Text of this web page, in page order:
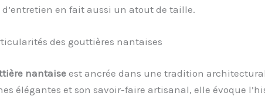
en fait aussi un atout de taille.
des gouttières nantaises
nantaiseest ancrée dans une tradition
élégantes et son savoir-faire artisanal, elle évoque